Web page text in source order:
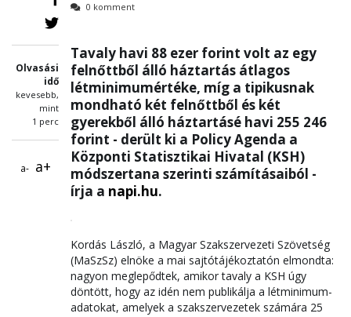
Olvasási
idő
kevesebb,
mint
1 perc
a- a+
0 komment
Tavaly havi 88 ezer forint volt az egy
felnőttből álló háztartás átlagos
létminimumértéke, míg a tipikusnak
mondható két felnőttből és két
gyerekből álló háztartásé havi 255 246
forint - derült ki a Policy Agenda a
Központi Statisztikai Hivatal (KSH)
módszertana szerinti számításaiból -
írja a napi.hu.
Kordás László, a Magyar Szakszervezeti Szövetség
(MaSzSz) elnöke a mai sajtótájékoztatón elmondta:
nagyon meglepődtek, amikor tavaly a KSH úgy
döntött, hogy az idén nem publikálja a létminimum-
adatokat, amelyek a szakszervezetek számára 25